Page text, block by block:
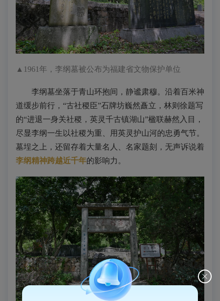
▲ 1961年，李纲墓被公布为福建省文物保护单位
李纲墓坐落于青山环抱间，静谧肃穆。沿着百米神
道缓步前行，“古社稷臣”石牌坊巍然矗立，林则徐题写
的“进退一身关社稷，英灵千古镇湖山”楹联赫然入目，
尽显李纲一生以社稷为重、用英灵护山河的忠勇气节。
墓埕之上，还留存着大量名人、名家题刻，无声诉说着
李纲精神跨越近千年的影响力。